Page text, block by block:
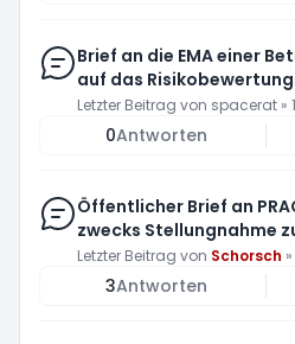
Brief an die EMA einer
auf das
Letzter Beitrag von spacerat »
0Antworten
Öffentlicher Brief an
zwecks Stellungnahme
Letzter Beitrag von Schorsch »
3Antworten